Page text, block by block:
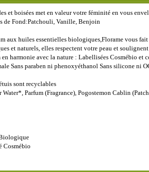
et boisées met en valeur votre féminité en vous
de Fond:Patchouli, Vanille, Benjoin
aux huiles essentielles biologiques,Florame vous
et naturels, elles respectent votre peau et
harmonie avec la nature : Labellisées Cosmébio et
Sans paraben ni phenoxyéthanol Sans silicone ni
sont recyclables
Parfum (Fragrance), Pogostemon Cablin
Cosmébio